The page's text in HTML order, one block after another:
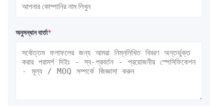
অনুসন্ধান বার্তা*